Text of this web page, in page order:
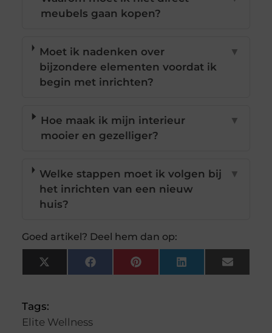
meubels gaan kopen?
Moet ik nadenken over
bijzondere elementen voordat ik
begin met inrichten?
▼
Hoe maak ik mijn interieur
mooier en gezelliger?
▼
Welke stappen moet ik volgen bij
het inrichten van een nieuw
huis?
▼
Goed artikel? Deel hem dan op:
X
(Twitter)
FacebookPinterestLinkedInEmail
Tags:
Elite Wellness